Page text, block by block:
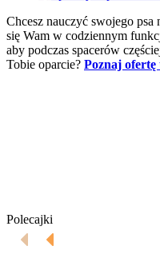
Chcesz nauczyć swojego
się Wam w codziennym
aby podczas spacerów
Tobie oparcie? Poznaj
Polecajki